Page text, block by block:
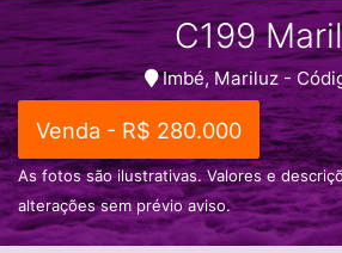
C199
Imbé, Mariluz -
Venda - R$ 280.000
As fotos são ilustrativas. Valores e
alterações sem prévio aviso.